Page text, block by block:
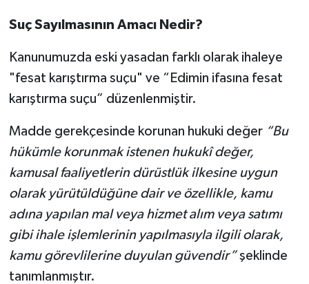
Suç Sayılmasının Amacı Nedir?
Kanunumuzda eski yasadan farklı olarak ihaleye
"fesat karıştırma suçu" ve “Edimin ifasına fesat
karıştırma suçu” düzenlenmiştir.
Madde gerekçesinde korunan hukuki değer “Bu
hükümle korunmak istenen hukukî değer,
kamusal faaliyetlerin dürüstlük ilkesine uygun
olarak yürütüldüğüne dair ve özellikle, kamu
adına yapılan mal veya hizmet alım veya satımı
gibi ihale işlemlerinin yapılmasıyla ilgili olarak,
kamu görevlilerine duyulan güvendir”şeklinde
tanımlanmıştır.